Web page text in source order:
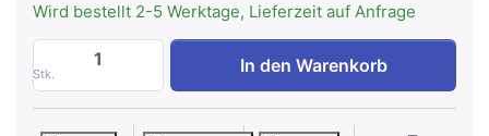
Wird bestellt 2-5 Werktage, Lieferzeit auf Anfrage
Stk.
WESCO Oberbausichtseite 310 x 260
In den Warenkorb